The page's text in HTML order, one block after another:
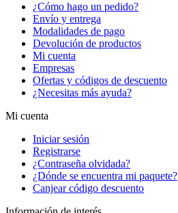
¿Cómo hago un pedido?
Envío y entrega
Modalidades de pago
Devolución de productos
Mi cuenta
Empresas
Ofertas y códigos de descuento
¿Necesitas más ayuda?
Mi cuenta
Iniciar sesión
Registrarse
¿Contraseña olvidada?
¿Dónde se encuentra mi paquete?
Canjear código descuento